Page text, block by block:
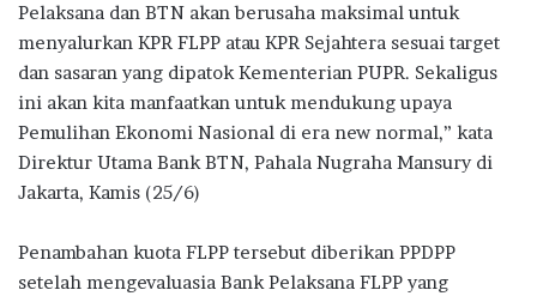
Pelaksana dan BTN akan berusaha maksimal untuk
menyalurkan KPR FLPP atau KPR Sejahtera sesuai target
dan sasaran yang dipatok Kementerian PUPR. Sekaligus
ini akan kita manfaatkan untuk mendukung upaya
Pemulihan Ekonomi Nasional di era new normal,” kata
Direktur Utama Bank BTN, Pahala Nugraha Mansury di
Jakarta, Kamis (25/6)
Penambahan kuota FLPP tersebut diberikan PPDPP
setelah mengevaluasia Bank Pelaksana FLPP yang